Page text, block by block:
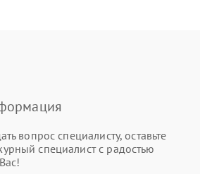
вопрос специалисту, оставьте
специалист с радостью